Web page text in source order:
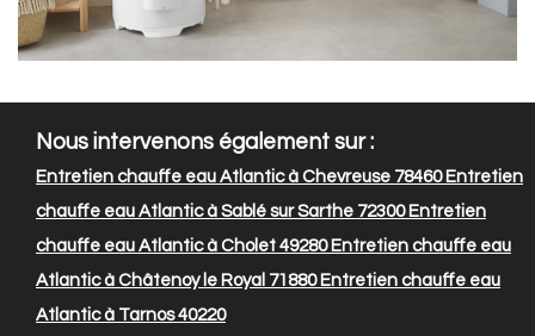
Nous intervenons également sur :
Entretien chauffe eau Atlantic à Chevreuse 78460Entretien
chauffe eau Atlantic à Sablé sur Sarthe 72300Entretien
chauffe eau Atlantic à Cholet 49280Entretien chauffe eau
Atlantic à Châtenoy le Royal 71880Entretien chauffe eau
Atlantic à Tarnos 40220